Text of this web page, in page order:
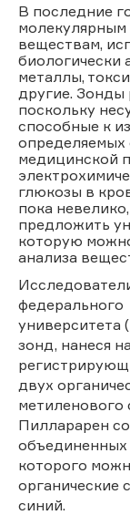
В последние
молекулярным
веществам,
биологически
металлы,
другие. Зонды
поскольку
способные к
определяемых
медицинской
глюкозы в
пока
предложить
которую
анализа
федерального
университета
зонд, нанеся
двух
метиленового
Пилларарен
объединенных
которого
органические
синий.